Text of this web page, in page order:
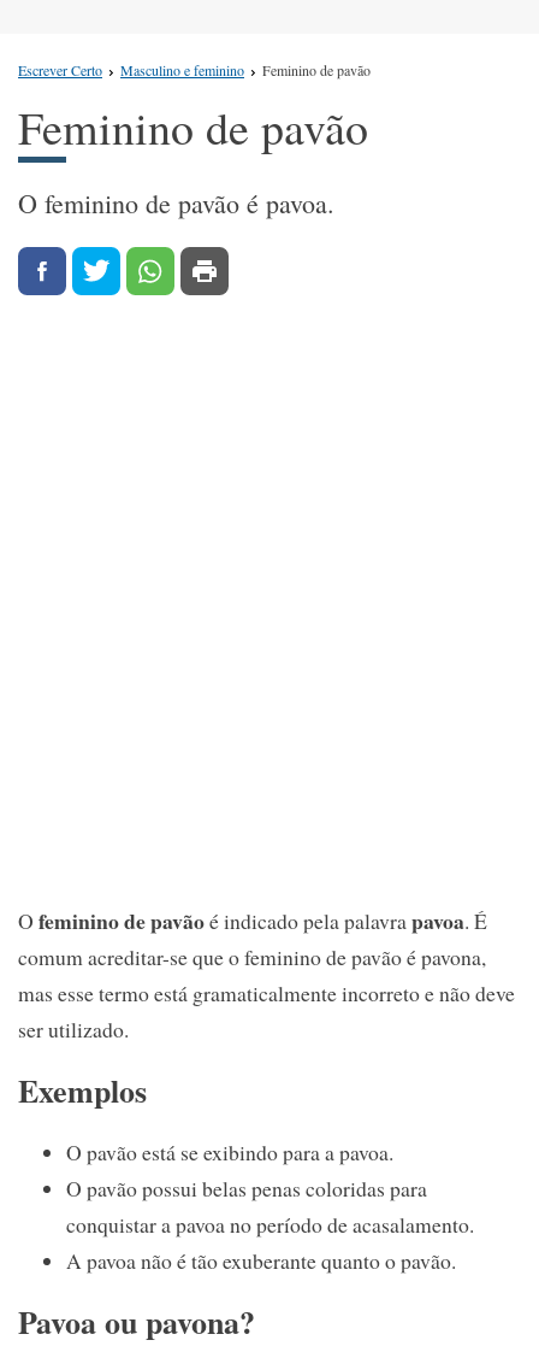
Escrever Certo Masculino e feminino Feminino de pavão
Feminino de pavão
O feminino de pavão é pavoa.
O feminino de pavãoé indicado pela palavrapavoa. É
comum acreditar-se que o feminino de pavão é pavona,
mas esse termo está gramaticalmente incorreto e não deve
ser utilizado.
Exemplos
O pavão está se exibindo para a pavoa.
O pavão possui belas penas coloridas para
conquistar a pavoa no período de acasalamento.
A pavoa não é tão exuberante quanto o pavão.
Pavoa ou pavona?